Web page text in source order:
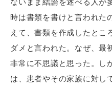
ないまま結論を述べる人が
時は書類を書けと言われた
えて、書類を作成したとこ
ダメと言われた。なぜ、最
非常に不思議と思った。し
は、患者やその家族に対し